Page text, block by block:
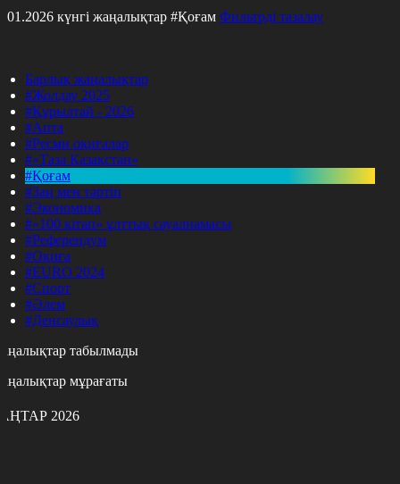
күнгі жаңалықтар #Қоғам Фильтрді тазалау
Барлық жаңалықтар
#Жолдау 2025
#Құрылтай - 2026
#Апта
#Ресми оқиғалар
#«Таза Қазақстан»
#Қоғам
#Заң мен тәртіп
#Экономика
#«100 кітап» ұлттық сауалнамасы
#Референдум
#Оқиға
#EURO 2024
#Спорт
#Әлем
#Денсаулық
табылмады
мұрағаты
2026